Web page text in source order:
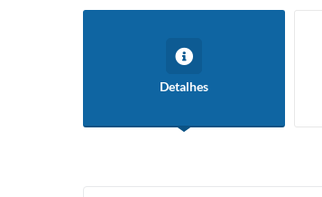
Detalhes